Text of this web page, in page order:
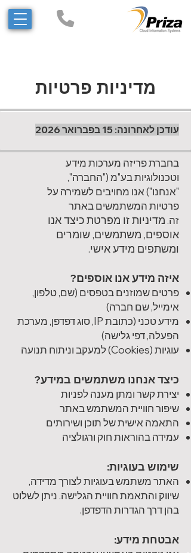
מדיניות פרטיות
עודכן לאחרונה: 15 בפברואר 2026
בחברת פריזה מערכות מידע
וטכנולוגיות בע"מ ("החברה",
"אנחנו") אנו מחויבים לשמירה על
פרטיות המשתמשים באתר
זה. מדיניות זו מפרטת כיצד אנו
אוספים, משתמשים, שומרים
ומשתפים מידע אישי.​​
איזה מידע אנו אוספים?
פרטים שמוזנים בטפסים (שם, טלפון,
אימייל, שם חברה)
מידע טכני (כתובת IP, סוג דפדפן, מערכת
הפעלה, דפי גלישה)
עוגיות (Cookies) למעקב וניתוח תנועה​​
כיצד אנחנו משתמשים במידע?
יצירת קשר ומתן מענה לפניות
שיפור חוויית המשתמש באתר
התאמה אישית של תוכן ושירותים
עמידה בהוראות חוק ורגולציה​
שימוש בעוגיות:
האתר משתמש בעוגיות לצורך מדידה,
שיווק והתאמת חוויית הגלישה. ניתן לשלוט
בהן דרך הגדרות הדפדפן.​
אבטחת מידע: